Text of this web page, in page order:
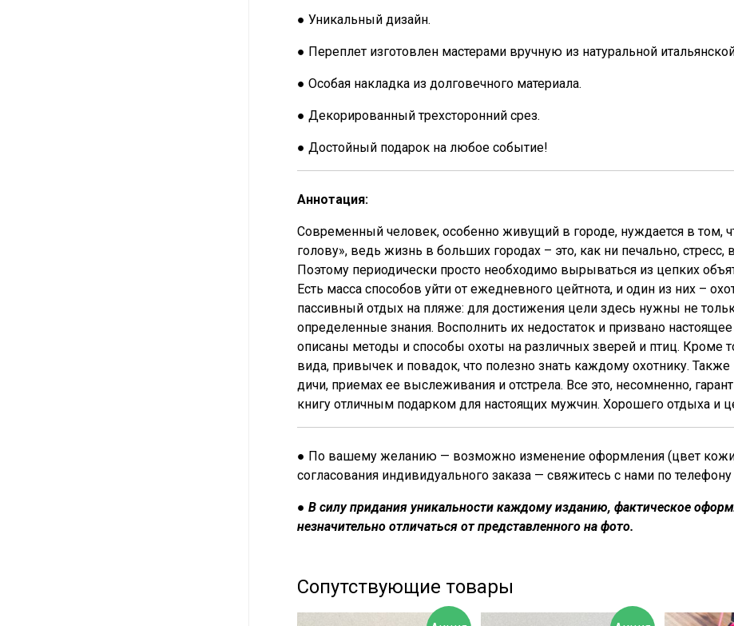
● Уникальный дизайн.
● Переплет изготовлен мастерами вручную из натуральной
● Особая накладка из долговечного материала.
● Декорированный трехсторонний срез.
● Достойный подарок на любое событие!
Аннотация:
Современный человек, особенно живущий в городе, нуждается в том,
голову», ведь жизнь в больших городах – это, как ни печально, стресс,
Поэтому периодически просто необходимо вырываться из цепких
Есть масса способов уйти от ежедневного цейтнота, и один из них –
пассивный отдых на пляже: для достижения цели здесь нужны не
определенные знания. Восполнить их недостаток и призвано
описаны методы и способы охоты на различных зверей и птиц. Кроме
вида, привычек и повадок, что полезно знать каждому охотнику.
дичи, приемах ее выслеживания и отстрела. Все это, несомненно,
книгу отличным подарком для настоящих мужчин. Хорошего отдыха и
● По вашему желанию — возможно изменение оформления (цвет кожи,
согласования индивидуального заказа — свяжитесь с нами по
● В силу придания уникальности каждому изданию, фактическое
незначительно отличаться от представленного на фото.
Сопутствующие товары